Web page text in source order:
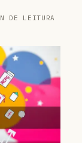
DE LEITURA